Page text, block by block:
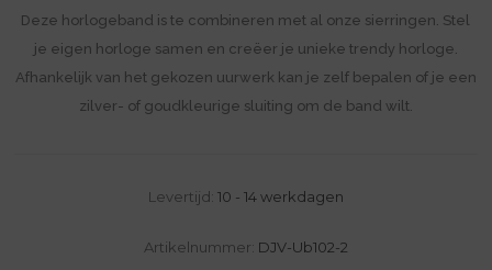
Deze horlogeband is te combineren met al onze sierringen. Stel
je eigen horloge samen en creëer je unieke trendy horloge.
Afhankelijk van het gekozen uurwerk kan je zelf bepalen of je een
zilver- of goudkleurige sluiting om de band wilt.
Levertijd: 10 - 14 werkdagen
Artikelnummer: DJV-Ub102-2